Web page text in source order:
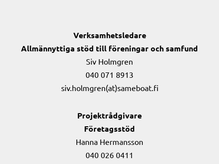
Verksamhetsledare
Allmännyttiga stöd till föreningar och samfund
Siv Holmgren
040 071 8913
siv.holmgren(at)sameboat.fi
Projektrådgivare
Företagsstöd
Hanna Hermansson
040 026 0411